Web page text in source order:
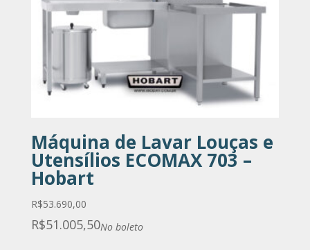
Máquina de Lavar Louças e
Utensílios ECOMAX 703 –
Hobart
R$53.690,00
R$51.005,50No boleto